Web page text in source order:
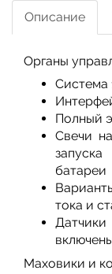
Описание
Органы
Система
Полный
Свечи
батареи
тока и
Маховики и